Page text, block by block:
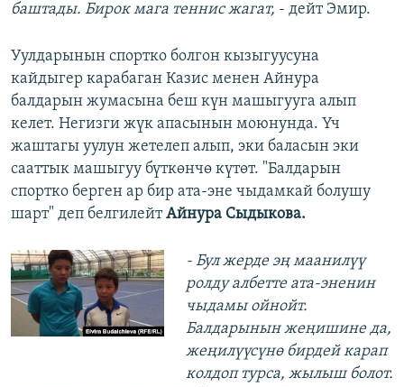
баштады. Бирок мага теннис жагат, - дейт Эмир.
Уулдарынын спортко болгон кызыгуусуна
кайдыгер карабаган Казис менен Айнура
балдарын жумасына беш күн машыгууга алып
келет. Негизги жүк апасынын моюнунда. Үч
жаштагы уулун жетелеп алып, эки баласын эки
сааттык машыгуу бүткөнчө күтөт. "Балдарын
спортко берген ар бир ата-эне чыдамкай болушу
шарт" деп белгилейтАйнура Сыдыкова.
- Бул жерде эң маанилүү
ролду албетте ата-эненин
чыдамы ойнойт.
Балдарынын жеңишине да,
жеңилүүсүнө бирдей карап
колдоп турса, жылыш болот.